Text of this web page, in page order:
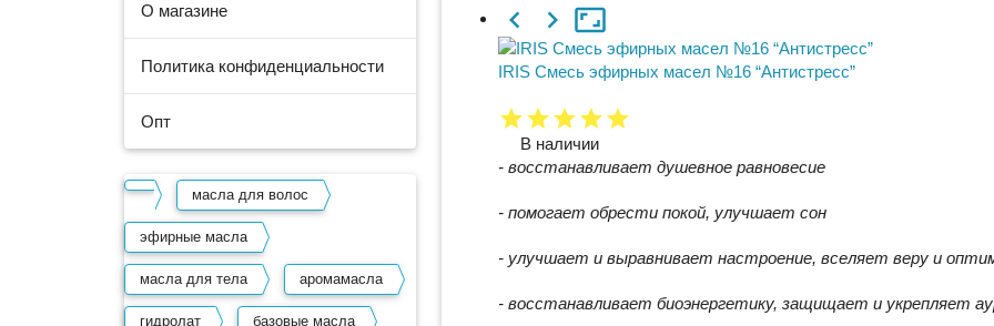
О магазине
Политика конфиденциальности
Опт
масла для волос
эфирные масла
масла для тела аромамасла
гидролат базовые масла
IRIS Смесь эфирных масел №16 “Антистресс”
В наличии
- восстанавливает душевное равновесие
- помогает обрести покой, улучшает сон
- улучшает и выравнивает настроение, вселяет веру и
- восстанавливает биоэнергетику, защищает и укрепляет